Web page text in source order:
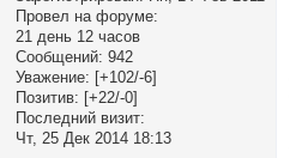
Провел на форуме:
21 день 12 часов
Сообщений: 942
Уважение: [+102/-6]
Позитив: [+22/-0]
Последний визит:
Чт, 25 Дек 2014 18:13